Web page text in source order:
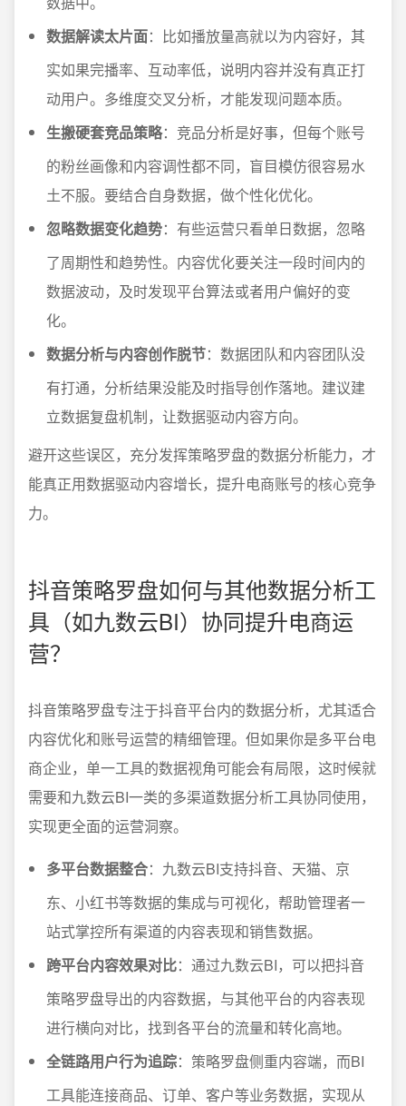
数据解读太片面：比如播放量高就以为内容好，其
实如果完播率、互动率低，说明内容并没有真正打
动用户。多维度交叉分析，才能发现问题本质。
生搬硬套竞品策略：竞品分析是好事，但每个账号
的粉丝画像和内容调性都不同，盲目模仿很容易水
土不服。要结合自身数据，做个性化优化。
忽略数据变化趋势：有些运营只看单日数据，忽略
了周期性和趋势性。内容优化要关注一段时间内的
数据波动，及时发现平台算法或者用户偏好的变
化。
数据分析与内容创作脱节：数据团队和内容团队没
有打通，分析结果没能及时指导创作落地。建议建
立数据复盘机制，让数据驱动内容方向。
避开这些误区，充分发挥策略罗盘的数据分析能力，才
能真正用数据驱动内容增长，提升电商账号的核心竞争
力。
抖音策略罗盘如何与其他数据分析工
具（如九数云BI）协同提升电商运
营？
抖音策略罗盘专注于抖音平台内的数据分析，尤其适合
内容优化和账号运营的精细管理。但如果你是多平台电
商企业，单一工具的数据视角可能会有局限，这时候就
需要和九数云BI一类的多渠道数据分析工具协同使用，
实现更全面的运营洞察。
多平台数据整合：九数云BI支持抖音、天猫、京
东、小红书等数据的集成与可视化，帮助管理者一
站式掌控所有渠道的内容表现和销售数据。
跨平台内容效果对比：通过九数云BI，可以把抖音
策略罗盘导出的内容数据，与其他平台的内容表现
进行横向对比，找到各平台的流量和转化高地。
全链路用户行为追踪：策略罗盘侧重内容端，而BI
工具能连接商品、订单、客户等业务数据，实现从